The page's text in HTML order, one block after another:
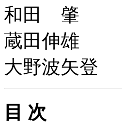
和田 肇 （
蔵田伸雄
大野波矢登
目 次